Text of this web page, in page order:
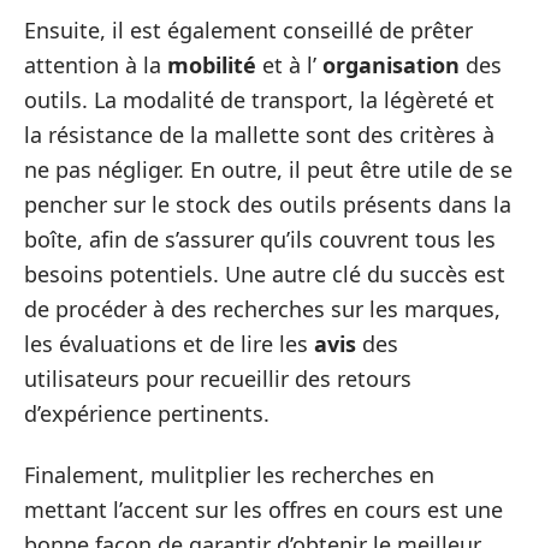
Ensuite, il est également conseillé de prêter
attention à la mobilité et à l’ organisation des
outils. La modalité de transport, la légèreté et
la résistance de la mallette sont des critères à
ne pas négliger. En outre, il peut être utile de se
pencher sur le stock des outils présents dans la
boîte, afin de s’assurer qu’ils couvrent tous les
besoins potentiels. Une autre clé du succès est
de procéder à des recherches sur les marques,
les évaluations et de lire les avis des
utilisateurs pour recueillir des retours
d’expérience pertinents.
Finalement, mulitplier les recherches en
mettant l’accent sur les offres en cours est une